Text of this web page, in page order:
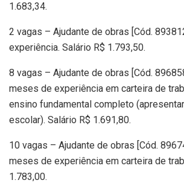
1.683,34.
2 vagas – Ajudante de obras [Cód.
experiência. Salário R$ 1.793,50.
8 vagas – Ajudante de obras [Cód.
meses de experiência em carteira de
ensino fundamental completo
escolar). Salário R$ 1.691,80.
10 vagas – Ajudante de obras [Cód.
meses de experiência em carteira de
1.783,00.